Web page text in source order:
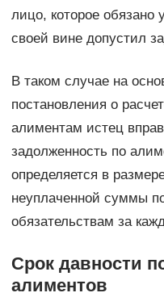
лицо, которое обязано
своей вине допустил
В таком случае на
постановления о
алиментам истец
задолженность по
определяется в
неуплаченной суммы
обязательствам за
Срок давности
алиментов